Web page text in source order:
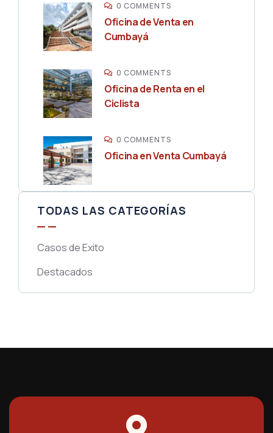
0 COMMENTS
Oficina de Venta en
Cumbayá
0 COMMENTS
Oficina de Renta en el
Ciclista
0 COMMENTS
Oficina en Venta Cumbayá
TODAS LAS CATEGORÍAS
Casos de Exito
Destacados